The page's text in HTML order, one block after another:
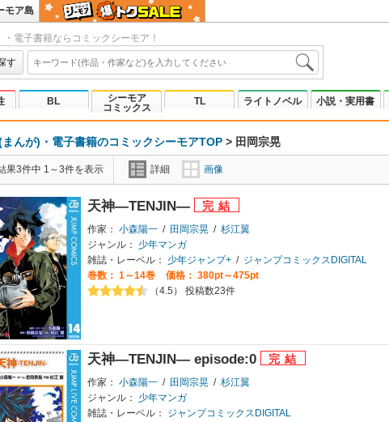
モア島
電子書籍ならコミックシーモア！
す
BL
シーモア
コミックス
TL ライトノベル 小説・実用書
んが)・電子書籍のコミックシーモアTOP > 田岡宗晃
果3件中 1～3件を表示 詳細 画像
天神―TENJIN―
作家： 小森陽一 / 田岡宗晃 / 杉江翼
ジャンル：
少年マンガ
雑誌・レーベル：
少年ジャンプ+ / ジャンプコミックスDIGITAL
巻数： 1～14巻
価格： 380pt～475pt
（4.5） 投稿数23件
天神―TENJIN― episode:0
作家： 小森陽一 / 田岡宗晃 / 杉江翼
ジャンル：
少年マンガ
雑誌・レーベル：
ジャンプコミックスDIGITAL